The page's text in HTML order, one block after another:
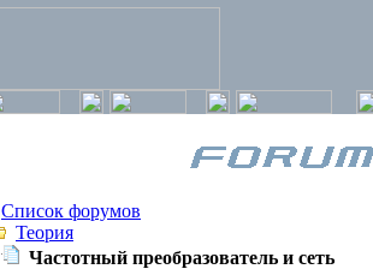
Список форумов
Теория
Частотный преобразователь и сеть